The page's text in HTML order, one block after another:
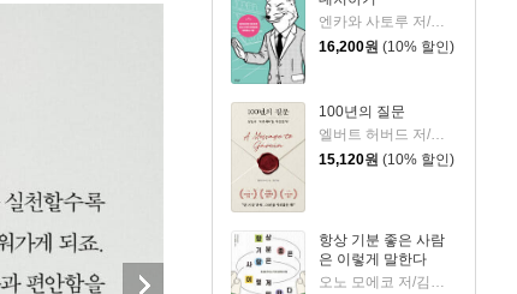
엔카와 사토루 저/이주 역
16,200원 (10% 할인)
100년의 질문
15,120원 (10% 할인)
항상 기분 좋은 사람
은 이렇게 말한다
오노 모에코 저/김시온 역